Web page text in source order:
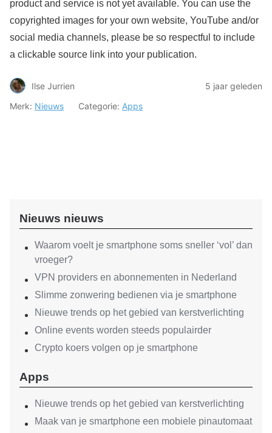
product and service is not yet available. You can use the
copyrighted images for your own website, YouTube and/or
social media channels, please be so respectful to include
a clickable source link into your publication.
Ilse Jurrien
5 jaar geleden
Merk: Nieuws Categorie: Apps
Nieuws nieuws
Waarom voelt je smartphone soms sneller ‘vol’ dan
vroeger?
VPN providers en abonnementen in Nederland
Slimme zonwering bedienen via je smartphone
Nieuwe trends op het gebied van kerstverlichting
Online events worden steeds populairder
Crypto koers volgen op je smartphone
Apps
Nieuwe trends op het gebied van kerstverlichting
Maak van je smartphone een mobiele pinautomaat